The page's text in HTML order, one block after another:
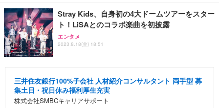
Stray Kids、自身初の4大ドームツアーをスター
ト！LiSAとのコラボ楽曲を初披露
エンタメ
2023.8.18(金) 18:51
三井住友銀行100%子会社 人材紹介コンサルタント 両手型 募
集土日・祝日休み福利厚生充実
株式会社SMBCキャリアサポート